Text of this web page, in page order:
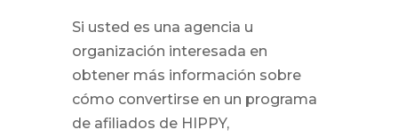
Si usted es una agencia u
organización interesada en
obtener más información sobre
cómo convertirse en un programa
de afiliados de HIPPY,